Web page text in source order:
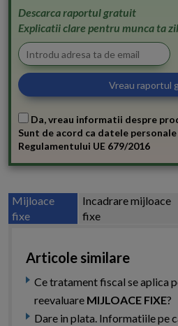
Descarca raportul gratuit
Explicatii clare pentru munca ta
Da, vreau informatii despre
Sunt de acord ca datele
Regulamentului UE 679/2016
Mijloace
fixe
Incadrare mijloace
fixe
Articole similare
Ce tratament fiscal se aplica
reevaluare MIJLOACE FIXE?
Dare in plata. Informatiile pe